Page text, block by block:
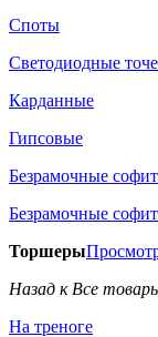
Споты
Светодиодные
Карданные
Гипсовые
Безрамочные
Безрамочные
Торшеры
Назад к Все
На треноге